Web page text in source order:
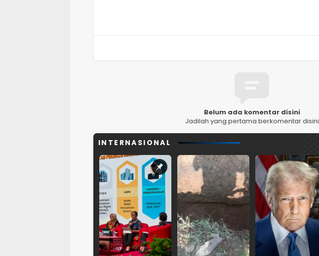
Belum ada komentar disini
Jadilah yang pertama berkomentar disini
INTERNASIONAL